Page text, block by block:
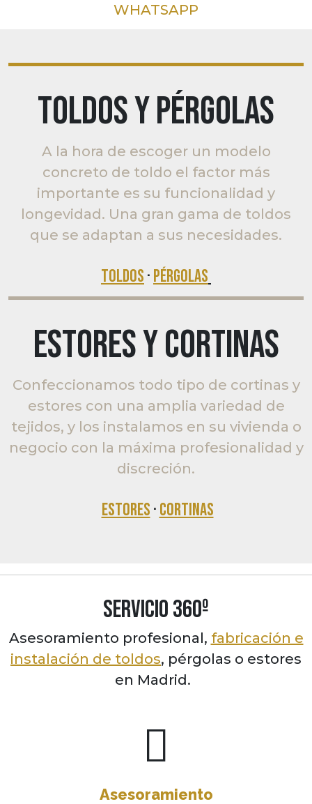
WHATSAPP
TOLDOS Y PÉRGOLAS
A la hora de escoger un modelo
concreto de toldo el factor más
importante es su funcionalidad y
longevidad. Una gran gama de toldos
que se adaptan a sus necesidades.
TOLDOS·PÉRGOLAS
ESTORES Y CORTINAS
Confeccionamos todo tipo de cortinas y
estores con una amplia variedad de
tejidos, y los instalamos en su vivienda o
negocio con la máxima profesionalidad y
discreción.
ESTORES·CORTINAS
SERVICIO 360º
Asesoramiento profesional, fabricación e
instalación de toldos, pérgolas o estores
en Madrid.
Asesoramiento